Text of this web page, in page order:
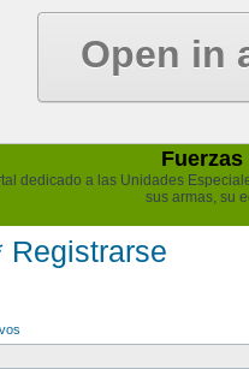
Open in
dedicado a las Unidades
sus armas, su
Registrarse